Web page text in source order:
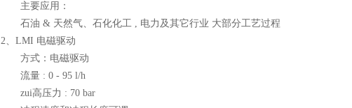
主要应用：
石油 & 天然气、石化化工 , 电力及其它行业 大部分工艺过程
2、LMI 电磁驱动
方式：电磁驱动
流量 : 0 - 95 l/h
zui高压力 : 70 bar